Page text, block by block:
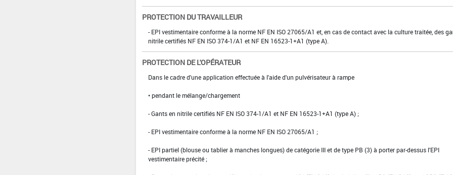
PROTECTION DU TRAVAILLEUR
- EPI vestimentaire conforme à la norme NF EN ISO 27065/A1 et, en cas de contact avec la culture traitée, des
nitrile certifiés NF EN ISO 374-1/A1 et NF EN 16523-1+A1 (type A).
PROTECTION DE L'OPÉRATEUR
Dans le cadre d'une application effectuée à l'aide d'un pulvérisateur à rampe
• pendant le mélange/chargement
- Gants en nitrile certifiés NF EN ISO 374-1/A1 et NF EN 16523-1+A1 (type A) ;
- EPI vestimentaire conforme à la norme NF EN ISO 27065/A1 ;
- EPI partiel (blouse ou tablier à manches longues) de catégorie III et de type PB (3) à porter par-dessus l'EPI
vestimentaire précité ;